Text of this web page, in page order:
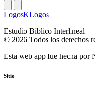
LogosKLogos
Estudio Bíblico Interlineal
© 2026 Todos los derechos
Esta web app fue hecha por
Sitio